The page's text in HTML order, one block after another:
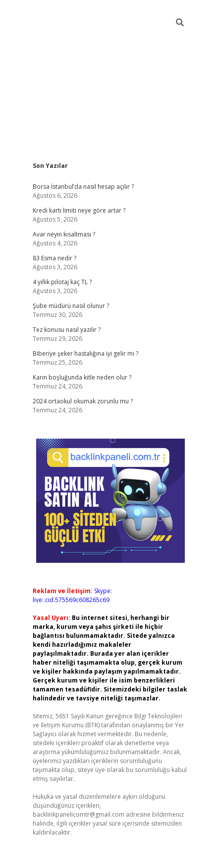
Sidebar
Son Yazılar
Borsa İstanbul’da nasıl hesap açılır ?
Ağustos 6, 2026
Kredi kartı limiti neye göre artar ?
Ağustos 5, 2026
Avar neyin kısaltması ?
Ağustos 4, 2026
83 Esma nedir ?
Ağustos 3, 2026
4 yıllık pilotaj kaç TL ?
Ağustos 3, 2026
Şube müdürü nasıl olunur ?
Temmuz 30, 2026
Tez konusu nasıl yazılır ?
Temmuz 29, 2026
Biberiye şeker hastalığına iyi gelir mi ?
Temmuz 25, 2026
Karın boşluğunda kitle neden olur ?
Temmuz 24, 2026
2024 ortaokul okumak zorunlu mu ?
Temmuz 24, 2026
Reklam ve İletişim: Skype:
live:.cid.575569c608265c69
Yasal Uyarı: Bu internet sitesi, herhangi bir
marka, kurum veya şahıs şirketi ile hiçbir
bağlantısı bulunmamaktadır. Sitede yalnızca
kendi hazırladığımız makaleler
paylaşılmaktadır. Burada yer alan içerikler
haber niteliği taşımamakta olup, gerçek kurum
ve kişiler hakkında paylaşım yapılmamaktadır.
Gerçek kurum ve kişiler ile isim benzerlikleri
tamamen tesadüfidir. Sitemizdeki bilgiler taslak
halindedir ve tavsiye niteliği taşımazlar.
Sitemiz, 5651 Sayılı Kanun gereğince Bilgi Teknolojileri
ve İletişim Kurumu (BTK) tarafından onaylanmış bir Yer
Sağlayıcı olarak hizmet vermektedir. Bu nedenle,
sitedeki içerikleri proaktif olarak denetleme veya
araştırma yükümlülüğümüz bulunmamaktadır. Ancak,
üyelerimiz yazdıkları içeriklerin sorumluluğunu
taşımakta olup, siteye üye olarak bu sorumluluğu kabul
etmiş sayılırlar.
Hukuka ve yasal düzenlemelere aykırı olduğunu
düşündüğünüz içerikleri,
backlinkpanelicomtr@gmail.com adresine bildirmeniz
halinde, ilgili içerikler yasal süre içerisinde sitemizden
kaldırılacaktır.